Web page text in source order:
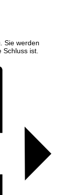
Sie werden
ist.